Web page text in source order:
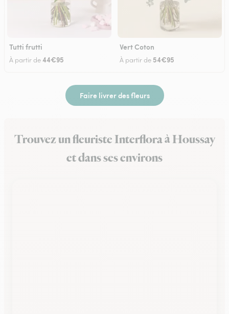
Tutti frutti
À partir de44€95
Vert Coton
À partir de 54€95
Faire livrer des fleurs
Trouvez un fleuriste Interflora à Houssay
et dans ses environs